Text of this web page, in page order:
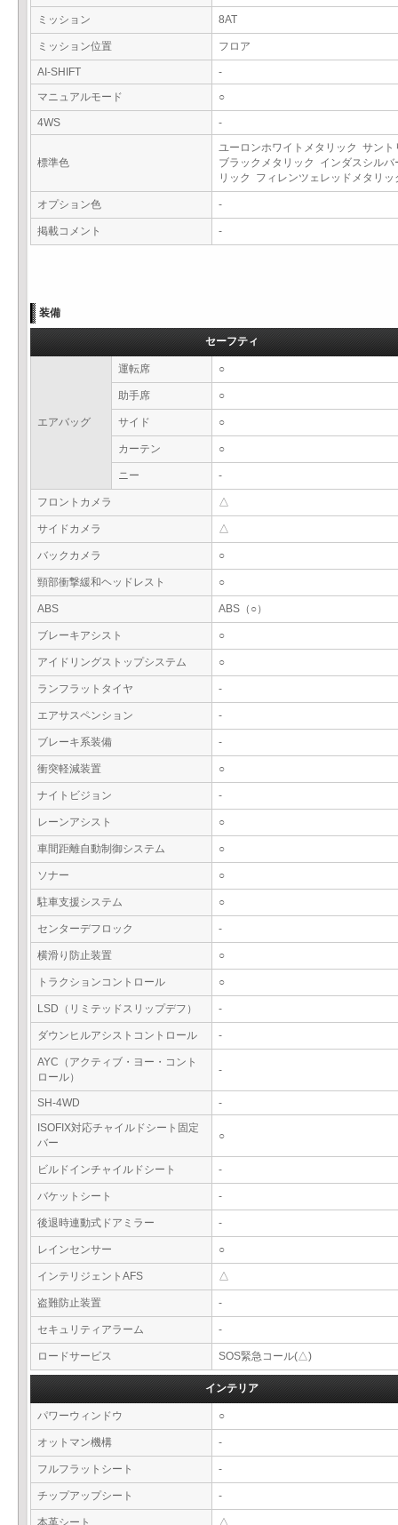
ミッション 8AT
ミッション位置 フロア
AI-SHIFT
-
マニュアルモード
○
4WS -
標準色
ユーロンホワイトメタリック サント
ブラックメタリック インダスシルバ
リック フィレンツェレッドメタリ
オプション色 -
掲載コメント -
装備
セーフティ
エアバッグ
運転席 ○
助手席 ○
サイド ○
カーテン ○
ニー -
フロントカメラ △
サイドカメラ △
バックカメラ ○
頸部衝撃緩和ヘッドレスト ○
ABS ABS（○）
ブレーキアシスト ○
アイドリングストップシステム ○
ランフラットタイヤ -
エアサスペンション -
ブレーキ系装備 -
衝突軽減装置 ○
ナイトビジョン -
レーンアシスト ○
車間距離自動制御システム ○
ソナー ○
駐車支援システム ○
センターデフロック -
横滑り防止装置 ○
トラクションコントロール ○
LSD（リミテッドスリップデフ） -
ダウンヒルアシストコントロール -
AYC（アクティブ・ヨー・コント
ロール）
-
SH-4WD
-
ISOFIX対応チャイルドシート固定
バー
○
ビルドインチャイルドシート -
バケットシート -
後退時連動式ドアミラー -
レインセンサー ○
インテリジェントAFS △
盗難防止装置 -
セキュリティアラーム -
ロードサービス SOS緊急コール(△)
インテリア
パワーウィンドウ ○
オットマン機構 -
フルフラットシート -
チップアップシート -
本革シート △